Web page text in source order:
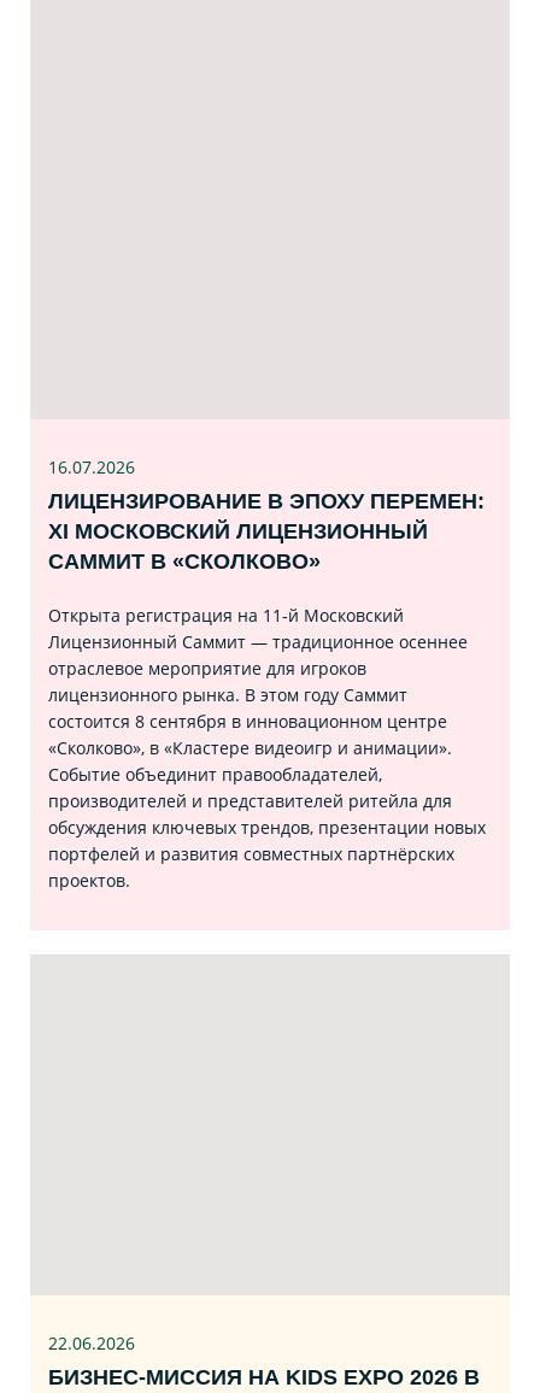
16.07.2026
ЛИЦЕНЗИРОВАНИЕ В ЭПОХУ ПЕРЕМЕН:
XI МОСКОВСКИЙ ЛИЦЕНЗИОННЫЙ
САММИТ В «СКОЛКОВО»
Открыта регистрация на 11‑й Московский
Лицензионный Саммит — традиционное осеннее
отраслевое мероприятие для игроков
лицензионного рынка. В этом году Саммит
состоится 8 сентября в инновационном центре
«Сколково», в «Кластере видеоигр и анимации».
Событие объединит правообладателей,
производителей и представителей ритейла для
обсуждения ключевых трендов, презентации новых
портфелей и развития совместных партнёрских
проектов.
22.06.2026
БИЗНЕС‑МИССИЯ НА KIDS EXPO 2026 В